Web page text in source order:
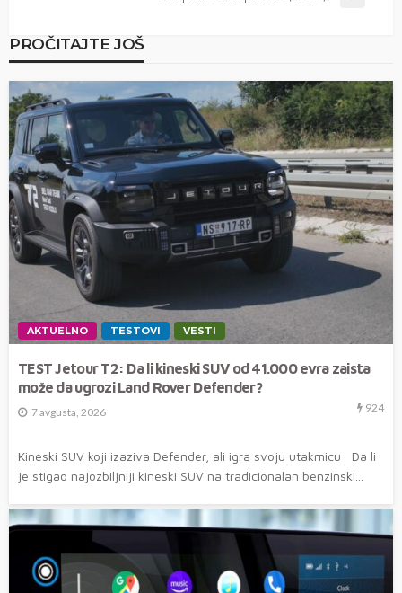
PROČITAJTE JOŠ
AKTUELNO TESTOVI VESTI
TEST Jetour T2: Da li kineski SUV od 41.000 evra zaista
može da ugrozi Land Rover Defender?
7 avgusta, 2026 924
Kineski SUV koji izaziva Defender, ali igra svoju utakmicu Da li
je stigao najozbiljniji kineski SUV na tradicionalan benzinski...